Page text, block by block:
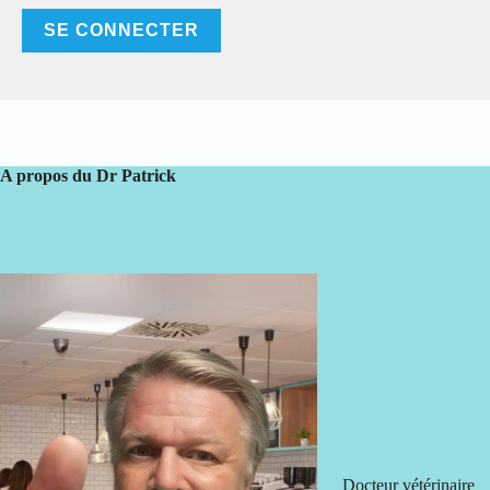
A propos du Dr Patrick
Docteur vétérinaire